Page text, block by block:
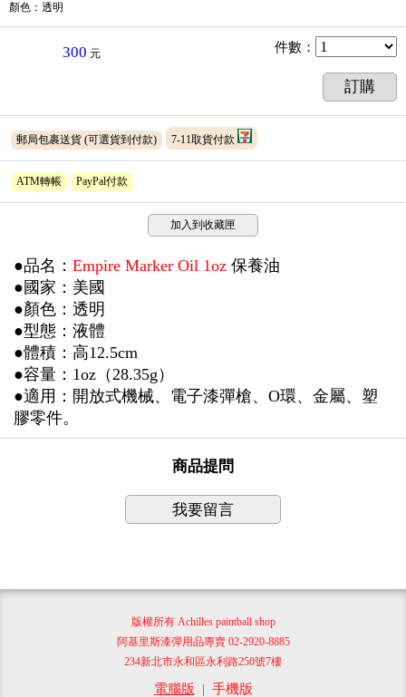
顏色：透明
300 元 件數 ：
訂購
郵局包裹送貨 (可選貨到付款) 7-11取貨付款
ATM轉帳 PayPal付款
加入到收藏匣
●品名： Empire Marker Oil 1oz保養油
●國家：美國
●顏色：透明
●型態：液體
●體積：高12.5cm
●容量：1oz（28.35g）
●適用：開放式機械、電子漆彈槍、O環、金屬、塑
膠零件。
商品提問
我要留言
版權所有 Achilles paintball shop
阿基里斯漆彈用品專賣 02-2920-8885
234新北市永和區永利路250號7樓
電腦版 | 手機版